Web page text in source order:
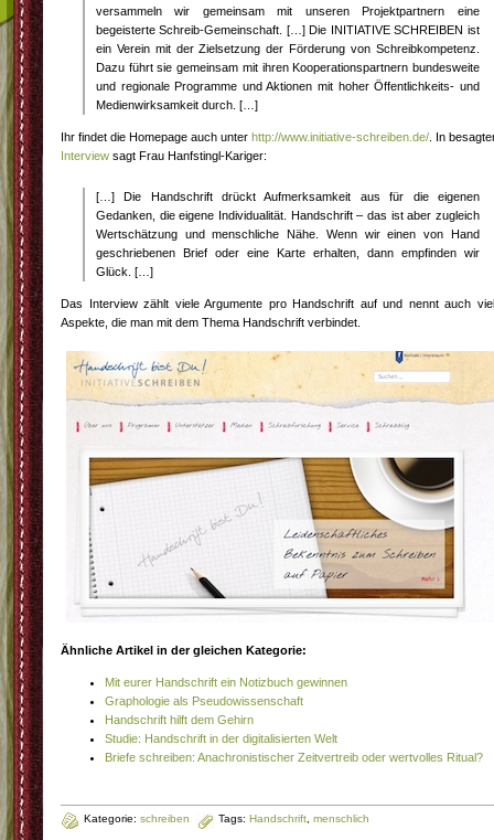
versammeln wir gemeinsam mit unseren Projektpartnern eine
begeisterte Schreib-Gemeinschaft. […] Die INITIATIVE SCHREIBEN ist
ein Verein mit der Zielsetzung der Förderung von Schreibkompetenz.
Dazu führt sie gemeinsam mit ihren Kooperationspartnern bundesweite
und regionale Programme und Aktionen mit hoher Öffentlichkeits- und
Medienwirksamkeit durch. […]
Ihr findet die Homepage auch unter http://www.initiative-schreiben.de/ . In
Interview sagt Frau Hanfstingl-Kariger:
[…] Die Handschrift drückt Aufmerksamkeit aus für die eigenen
Gedanken, die eigene Individualität. Handschrift – das ist aber zugleich
Wertschätzung und menschliche Nähe. Wenn wir einen von Hand
geschriebenen Brief oder eine Karte erhalten, dann empfinden wir
Glück. […]
Das Interview zählt viele Argumente pro Handschrift auf und nennt auch
Aspekte, die man mit dem Thema Handschrift verbindet.
Ähnliche Artikel in der gleichen Kategorie:
Mit eurer Handschrift ein Notizbuch gewinnen
Graphologie als Pseudowissenschaft
Handschrift hilft dem Gehirn
Studie: Handschrift in der digitalisierten Welt
Briefe schreiben: Anachronistischer Zeitvertreib oder wertvolles Ritual?
Kategorie: schreiben Tags: Handschrift menschlich